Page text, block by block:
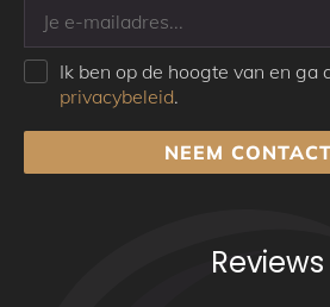
Ik ben op de hoogte van en ga
privacybeleid.
NEEM
Reviews